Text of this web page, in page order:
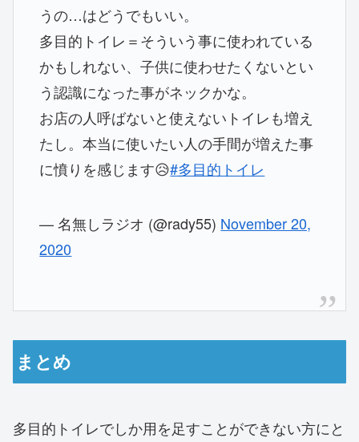
うの…はどうでもいい。
多目的トイレ＝そういう事に使われている
かもしれない、子供に使わせたくないとい
う認識になった事がネックかな。
お店の人呼ばないと使えないトイレも増え
たし。本当に使いたい人の手間が増えた事
に憤りを感じます😥#多目的トイレ
— 名無しラジオ (@rady55) November 20,
2020
まとめ
多目的トイレでしか用を足すことができない方にと